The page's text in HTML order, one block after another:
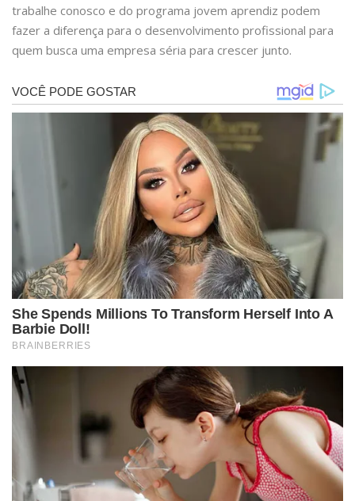
trabalhe conosco e do programa jovem aprendiz podem
fazer a diferença para o desenvolvimento profissional para
quem busca uma empresa séria para crescer junto.